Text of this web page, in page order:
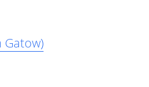
Gatow)